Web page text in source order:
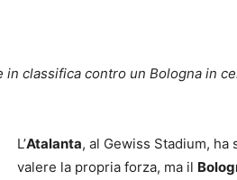
in classifica contro un Bologna in
L’Atalanta, al Gewiss Stadium, ha
valere la propria forza, ma il